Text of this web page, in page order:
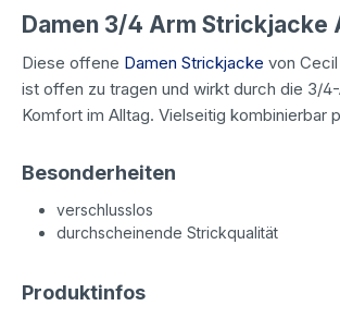
Damen 3/4 Arm Strickjacke
Diese offene Damen Strickjacke von
ist offen zu tragen und wirkt durch die 3/
Komfort im Alltag. Vielseitig kombinierbar
Besonderheiten
verschlusslos
durchscheinende Strickqualität
Produktinfos